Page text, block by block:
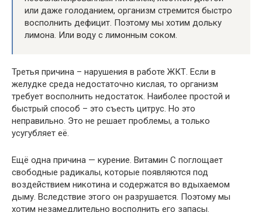
или даже голоданием, организм стремится быстро
восполнить дефицит. Поэтому мы хотим дольку
лимона. Или воду с лимонным соком.
Третья причина – нарушения в работе ЖКТ. Если в
желудке среда недостаточно кислая, то организм
требует восполнить недостаток. Наиболее простой и
быстрый способ – это съесть цитрус. Но это
неправильно. Это не решает проблемы, а только
усугубляет её.
Ещё одна причина — курение. Витамин С поглощает
свободные радикалы, которые появляются под
воздействием никотина и содержатся во вдыхаемом
дыму. Вследствие этого он разрушается. Поэтому мы
хотим незамедлительно восполнить его запасы.